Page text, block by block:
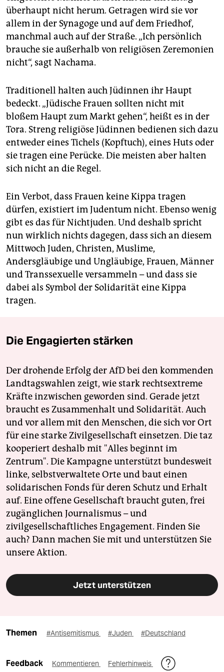
überhaupt nicht herum. Getragen wird sie vor
allem in der Synagoge und auf dem Friedhof,
manchmal auch auf der Straße. „Ich persönlich
brauche sie außerhalb von religiösen Zeremonien
nicht“, sagt Nachama.
Traditionell halten auch Jüdinnen ihr Haupt
bedeckt. „Jüdische Frauen sollten nicht mit
bloßem Haupt zum Markt gehen“, heißt es in der
Tora. Streng religiöse Jüdinnen bedienen sich dazu
entweder eines Tichels (Kopftuch), eines Huts oder
sie tragen eine Perücke. Die meisten aber halten
sich nicht an die Regel.
Ein Verbot, dass Frauen keine Kippa tragen
dürfen, existiert im Judentum nicht. Ebenso wenig
gibt es das für Nichtjuden. Und deshalb spricht
nun wirklich nichts dagegen, dass sich an diesem
Mittwoch Juden, Christen, Muslime,
Andersgläubige und Ungläubige, Frauen, Männer
und Transsexuelle versammeln – und dass sie
dabei als Symbol der Solidarität eine Kippa
tragen.
Die Engagierten stärken
Der drohende Erfolg der AfD bei den kommenden
Landtagswahlen zeigt, wie stark rechtsextreme
Kräfte inzwischen geworden sind. Gerade jetzt
braucht es Zusammenhalt und Solidarität. Auch
und vor allem mit den Menschen, die sich vor Ort
für eine starke Zivilgesellschaft einsetzen. Die taz
kooperiert deshalb mit "Alles beginnt im
Zentrum". Die Kampagne unterstützt bundesweit
linke, selbstverwaltete Orte und baut einen
solidarischen Fonds für deren Schutz und Erhalt
auf. Eine offene Gesellschaft braucht guten, frei
zugänglichen Journalismus – und
zivilgesellschaftliches Engagement. Finden Sie
auch? Dann machen Sie mit und unterstützen Sie
unsere Aktion.
Jetzt unterstützen
Themen #Antisemitismus #Juden #Deutschland
Feedback Kommentieren Fehlerhinweis